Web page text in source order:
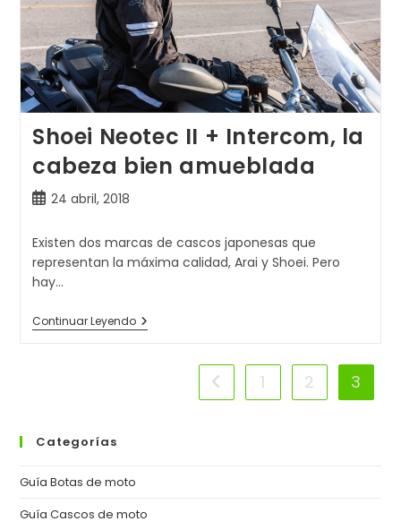
Shoei Neotec II + Intercom, la
cabeza bien amueblada
Publicación
la
24 abril, 2018
Existen dos marcas de cascos japonesas que
representan la máxima calidad, Arai y Shoei. Pero
hay…
Continuar LeyendoShoei
Neotec
Ir a la página anterior
1 2 3
Categorías
Guía Botas de moto
Guía Cascos de moto